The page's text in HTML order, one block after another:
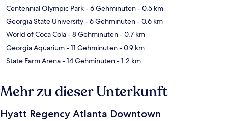
Centennial Olympic Park- 6 Gehminuten- 0.5 km
Georgia State University- 6 Gehminuten- 0.6 km
World of Coca Cola- 8 Gehminuten- 0.7 km
Georgia Aquarium- 11 Gehminuten- 0.9 km
State Farm Arena- 14 Gehminuten- 1.2 km
Mehr zu dieser Unterkunft
Hyatt Regency Atlanta Downtown